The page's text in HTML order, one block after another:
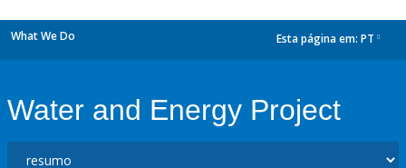
What We Do Esta página em: PT
Water and Energy Project